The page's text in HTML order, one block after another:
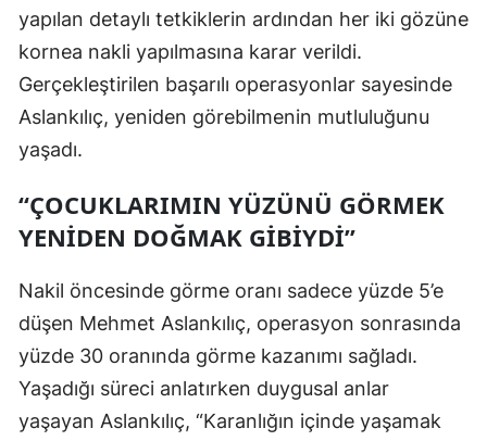
Kastamonu
Kayseri
Kırklareli
Kocaeli
Konya
Kütahya
Malatya
Manisa
Kahramanmaraş
yapılan detaylı tetkiklerin ardından her iki gözüne
kornea nakli yapılmasına karar verildi.
Gerçekleştirilen başarılı operasyonlar sayesinde
Aslankılıç, yeniden görebilmenin mutluluğunu
yaşadı.
“ÇOCUKLARIMIN YÜZÜNÜ GÖRMEK
YENIDEN DOĞMAK GIBIYDI”
Nakil öncesinde görme oranı sadece yüzde 5’e
düşen Mehmet Aslankılıç, operasyon sonrasında
yüzde 30 oranında görme kazanımı sağladı.
Yaşadığı süreci anlatırken duygusal anlar
yaşayan Aslankılıç, “Karanlığın içinde yaşamak